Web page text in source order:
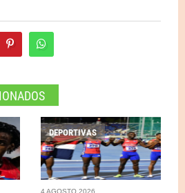
DEPORTIVAS
4 AGOSTO 2026